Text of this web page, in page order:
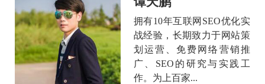
从06年开始从事互联网工
作，做技术出身，独自制作
和优化排名成功的网站不下
500家，拥有丰富的网站设
计、推广及电...